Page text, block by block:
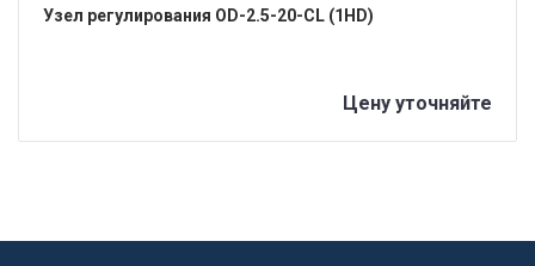
Узел регулирования OD-2.5-20-СL (1HD)
Цену уточняйте